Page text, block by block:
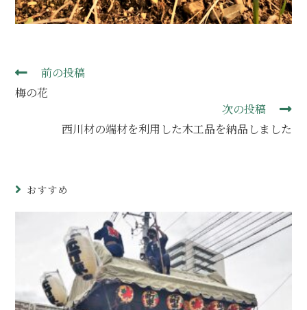
前の投稿
梅の花
次の投稿
西川材の端材を利用した木工品を納品しました
おすすめ